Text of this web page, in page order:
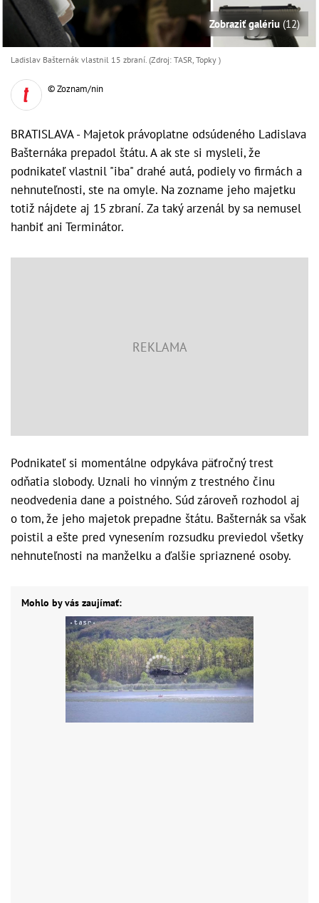
Zobraziť galériu (12)
Ladislav Bašternák vlastnil 15 zbraní. (Zdroj: TASR, Topky )
© Zoznam/nin
BRATISLAVA - Majetok právoplatne odsúdeného Ladislava
Bašternáka prepadol štátu. A ak ste si mysleli, že
podnikateľ vlastnil "iba" drahé autá, podiely vo firmách a
nehnuteľnosti, ste na omyle. Na zozname jeho majetku
totiž nájdete aj 15 zbraní. Za taký arzenál by sa nemusel
hanbiť ani Terminátor.
Podnikateľ si momentálne odpykáva päťročný trest
odňatia slobody. Uznali ho vinným z trestného činu
neodvedenia dane a poistného. Súd zároveň rozhodol aj
o tom, že jeho majetok prepadne štátu. Bašternák sa však
poistil a ešte pred vynesením rozsudku previedol všetky
nehnuteľnosti na manželku a ďalšie spriaznené osoby.
Mohlo by vás zaujímať: